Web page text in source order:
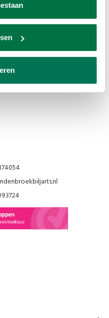
vakmanschap en service.